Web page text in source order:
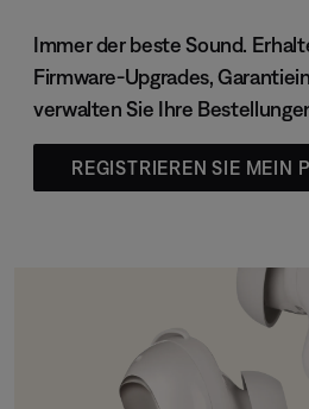
Immer der beste Sound.
Firmware-Upgrades,
verwalten Sie Ihre
REGISTRIEREN SIE MEIN